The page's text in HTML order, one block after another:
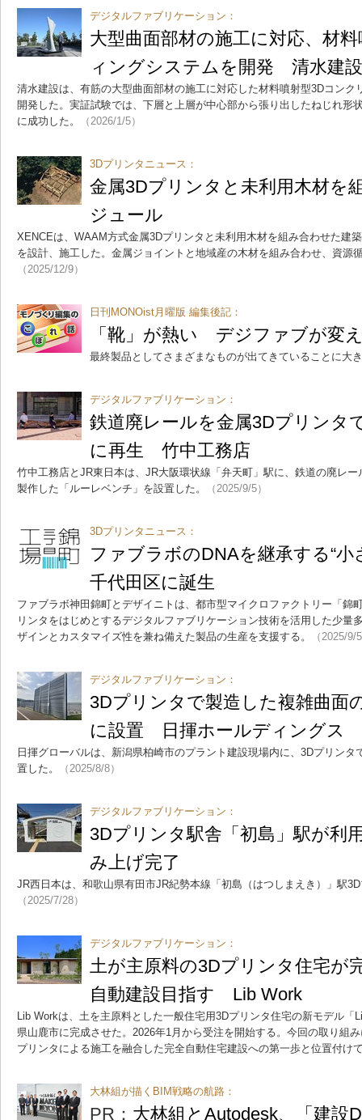
デジタルファブリケーション：
大型曲面部材の施工に対応、材
ィングシステムを開発 清水建設
清水建設は、有筋の大型曲面部材の施工に対応した材料噴射型3Dコンク
開発した。実証試験では、下層と上層が中心部から張り出したねじれ形
に成功した。
（2026/1/5）
3Dプリンタニュース：
金属3Dプリンタと未利用木材を
ジュール
XENCEは、WAAM方式金属3Dプリンタと未利用木材を組み合わせた建
を設計、施工した。金属ジョイントと地域産の木材を組み合わせ、資源
（2025/12/9）
日刊MONOist月曜版 編集後記：
「靴」が熱い デジファブが変
最終製品としてさまざまなものが出てきていることに大
デジタルファブリケーション：
鉄道廃レールを金属3Dプリンタ
に再生 竹中工務店
竹中工務店とJR東日本は、JR大阪環状線「弁天町」駅に、鉄道の廃レ
製作した「ルーレベンチ」を設置した。
（2025/9/5）
3Dプリンタニュース：
ファブラボのDNAを継承する“小
千代田区に誕生
ファブラボ神田錦町とデザイニトは、都市型マイクロファクトリー「錦
リンタをはじめとするデジタルファブリケーション技術を活用した少量
ザインとカスタマイズ性を兼ね備えた製品の生産を支援する。
（2025/9/
デジタルファブリケーション：
3Dプリンタで製造した複雑曲面
に設置 日揮ホールディングス
日揮グローバルは、新潟県柏崎市のプラント建設現場内に、3Dプリンタ
置した。
（2025/8/8）
デジタルファブリケーション：
3Dプリンタ駅舎「初島」駅が利
み上げ完了
JR西日本は、和歌山県有田市JR紀勢本線「初島（はつしまえき）」駅
（2025/7/28）
デジタルファブリケーション：
土が主原料の3Dプリンタ住宅が
自動建設目指す Lib Work
Lib Workは、土を主原料とした一般住宅用3Dプリンタ住宅の新モデル
県山鹿市に完成させた。2026年1月から受注を開始する。今回の取り組
プリンタによる施工を融合した完全自動住宅建設への第一歩と位置付け
大林組が描くBIM戦略の航路：
PR： 大林組とAutodesk、「建設